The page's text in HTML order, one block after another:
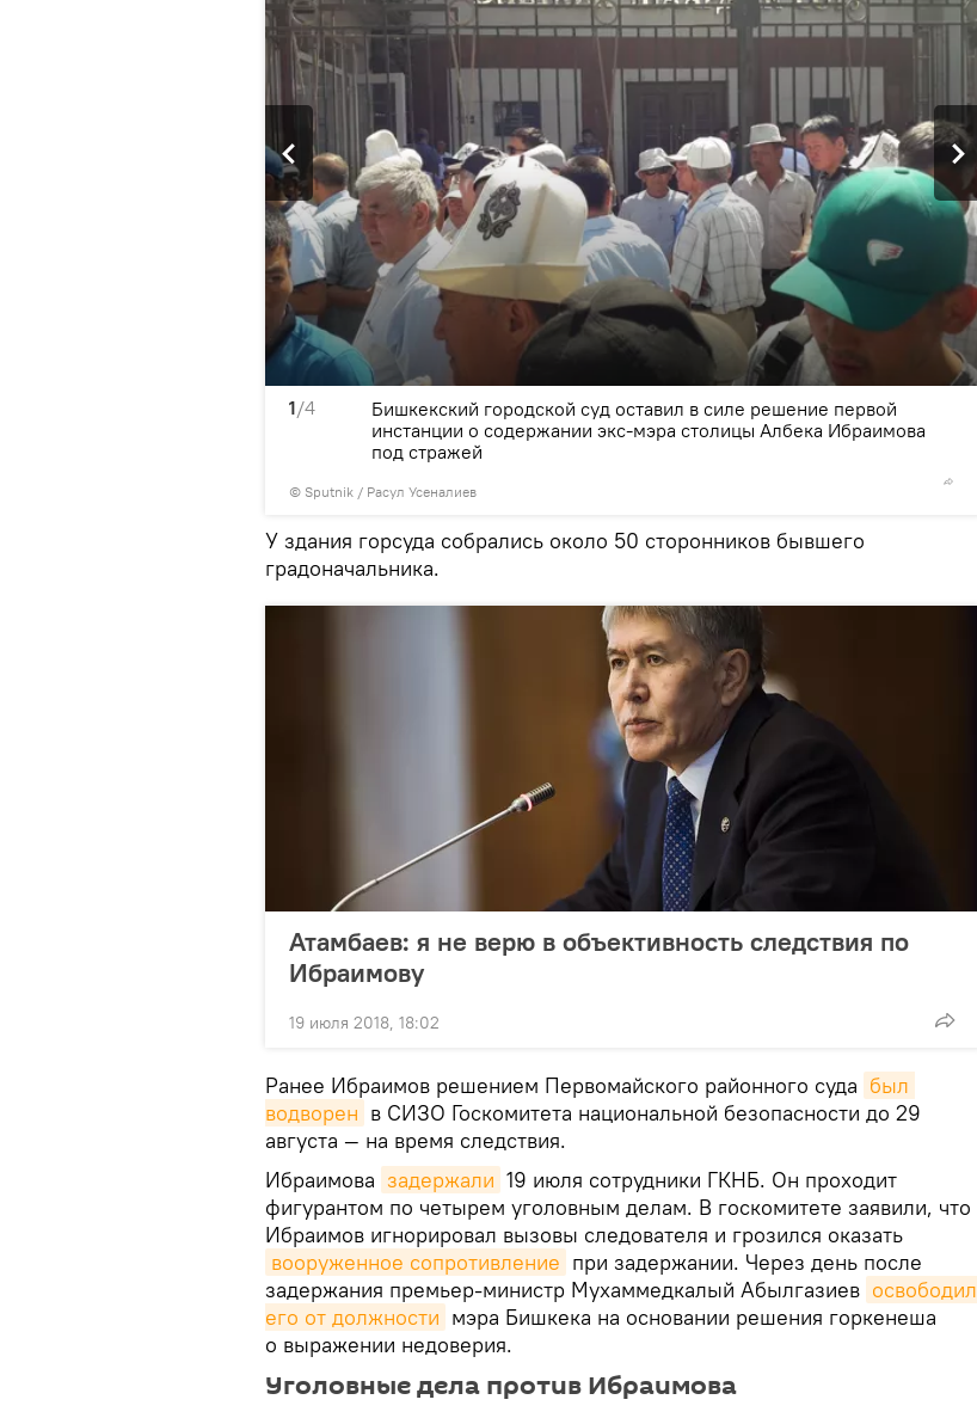
1/4
© Sputnik / Расул Усеналиев
Бишкекский городской суд оставил в силе решение первой
инстанции о содержании экс-мэра столицы Албека Ибраимова
под стражей
У здания горсуда собрались около 50 сторонников бывшего
градоначальника.
Атамбаев: я не верю в объективность следствия по
Ибраимову
19 июля 2018, 18:02
Ранее Ибраимов решением Первомайского районного суда был
водворен в СИЗО Госкомитета национальной безопасности до 29
августа — на время следствия.
Ибраимова задержали 19 июля сотрудники ГКНБ. Он проходит
фигурантом по четырем уголовным делам. В госкомитете заявили, что
Ибраимов игнорировал вызовы следователя и грозился оказать
вооруженное сопротивление при задержании. Через день после
задержания премьер-министр Мухаммедкалый Абылгазиев освободил
его от должности мэра Бишкека на основании решения горкенеша
о выражении недоверия.
Уголовные дела против Ибраимова